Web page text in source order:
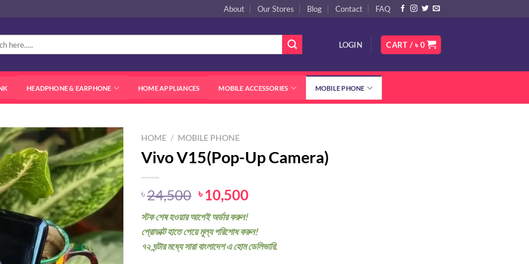
About Our Stores Blog Contact FAQ
LOGIN CART / ৳0
HEADPHONE & EARPHONE HOME APPLIANCES MOBILE ACCESSORIES MOBILE PHONE
HOME / MOBILE PHONE
Vivo V15(Pop-Up Camera)
৳24,500 Original
price
was:
৳ 24,500.
৳ 10,500Current
৳ 10,500.
স্টক শেষ হওয়ার আগেই অর্ডার করুন!
প্রোডাক্ট হাতে পেয়ে মূল্য পরিশোধ করুন!
৭২ ঘন্টার মধ্যে সারা বাংলাদেশ এ হোম ডেলিভারি.